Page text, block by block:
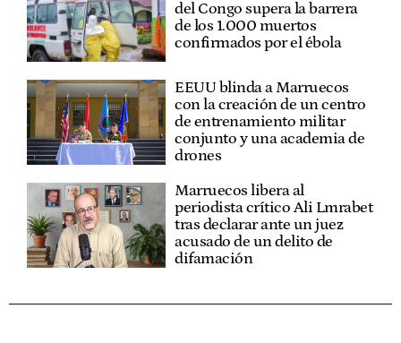
del Congo supera la barrera
de los 1.000 muertos
confirmados por el ébola
EEUU blinda a Marruecos
con la creación de un centro
de entrenamiento militar
conjunto y una academia de
drones
Marruecos libera al
periodista crítico Ali Lmrabet
tras declarar ante un juez
acusado de un delito de
difamación